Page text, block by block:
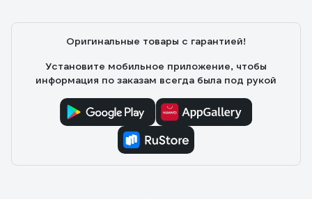
Оригинальные товары с гарантией!
Установите мобильное приложение, чтобы
информация по заказам всегда была под рукой